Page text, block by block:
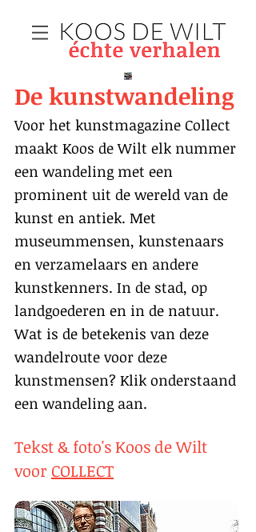
De kunstwandeling
Voor het kunstmagazine Collect
maakt Koos de Wilt elk nummer
een wandeling met een
prominent uit de wereld van de
kunst en antiek. Met
museummensen, kunstenaars
en verzamelaars en andere
kunstkenners. In de stad, op
landgoederen en in de natuur.
Wat is de betekenis van deze
wandelroute voor deze
kunstmensen? Klik onderstaand
een wandeling aan.
Tekst & foto's Koos de Wilt
voor COLLECT